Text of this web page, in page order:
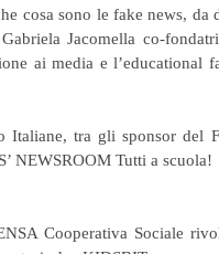
cosa sono le fake news, da
Jacomella co-
ai media e l’educational
Italiane, tra gli sponsor del
NEWSROOM Tutti a scuola!
Cooperativa Sociale